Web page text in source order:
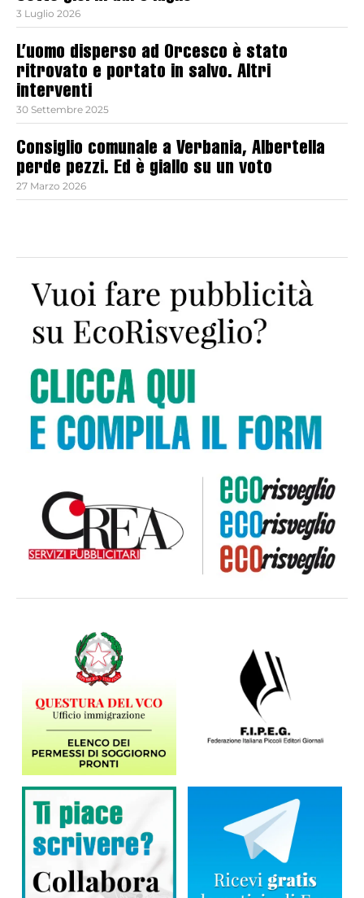
3 Luglio 2026
L’uomo disperso ad Orcesco è stato
ritrovato e portato in salvo. Altri
interventi
30 Settembre 2025
Consiglio comunale a Verbania, Albertella
perde pezzi. Ed è giallo su un voto
27 Marzo 2026